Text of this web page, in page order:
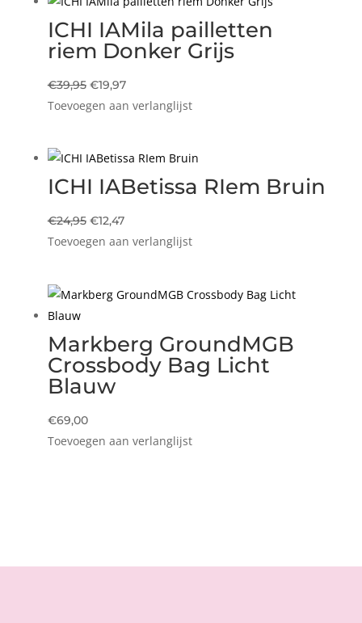
ICHI IAMila pailletten
riem Donker Grijs
€39,95 Oorspronkelijke
prijs
€19,97Huidige
prijs
Toevoegen aan verlanglijst
ICHI IABetissa RIem Bruin
€24,95 Oorspronkelijke
prijs
€12,47Huidige
prijs
Toevoegen aan verlanglijst
Markberg GroundMGB
Crossbody Bag Licht
Blauw
€69,00
Toevoegen aan verlanglijst